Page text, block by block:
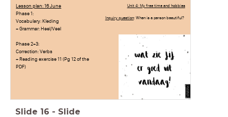
Lesson plan: 16 June
Phase 1:
Vocabulary: Kleding
+ Grammar: Heel/Veel
Phase 2+3:
Correction: Verbs
+ Reading exercise 11 (Pg 12 of the
PDF)
Unit 4: My free time and hobbies
Inquiry question: When is a person beautiful?
Slide 16 - Slide